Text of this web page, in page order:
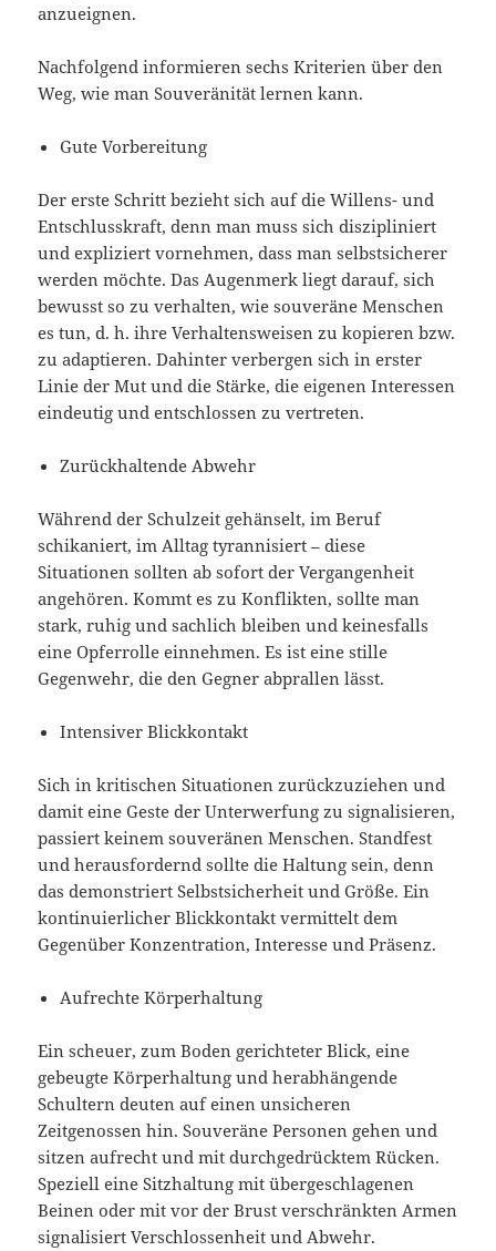
anzueignen.
Nachfolgend informieren sechs Kriterien über den
Weg, wie man Souveränität lernen kann.
Gute Vorbereitung
Der erste Schritt bezieht sich auf die Willens- und
Entschlusskraft, denn man muss sich diszipliniert
und expliziert vornehmen, dass man selbstsicherer
werden möchte. Das Augenmerk liegt darauf, sich
bewusst so zu verhalten, wie souveräne Menschen
es tun, d. h. ihre Verhaltensweisen zu kopieren bzw.
zu adaptieren. Dahinter verbergen sich in erster
Linie der Mut und die Stärke, die eigenen Interessen
eindeutig und entschlossen zu vertreten.
Zurückhaltende Abwehr
Während der Schulzeit gehänselt, im Beruf
schikaniert, im Alltag tyrannisiert – diese
Situationen sollten ab sofort der Vergangenheit
angehören. Kommt es zu Konflikten, sollte man
stark, ruhig und sachlich bleiben und keinesfalls
eine Opferrolle einnehmen. Es ist eine stille
Gegenwehr, die den Gegner abprallen lässt.
Intensiver Blickkontakt
Sich in kritischen Situationen zurückzuziehen und
damit eine Geste der Unterwerfung zu signalisieren,
passiert keinem souveränen Menschen. Standfest
und herausfordernd sollte die Haltung sein, denn
das demonstriert Selbstsicherheit und Größe. Ein
kontinuierlicher Blickkontakt vermittelt dem
Gegenüber Konzentration, Interesse und Präsenz.
Aufrechte Körperhaltung
Ein scheuer, zum Boden gerichteter Blick, eine
gebeugte Körperhaltung und herabhängende
Schultern deuten auf einen unsicheren
Zeitgenossen hin. Souveräne Personen gehen und
sitzen aufrecht und mit durchgedrücktem Rücken.
Speziell eine Sitzhaltung mit übergeschlagenen
Beinen oder mit vor der Brust verschränkten Armen
signalisiert Verschlossenheit und Abwehr.